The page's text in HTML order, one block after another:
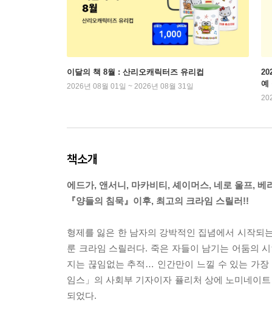
이달의 책 8월 : 산리오캐릭터즈 유리컵
2026년 08월 01일 ~ 2026년 08월 31일
예
책소개
에드가, 앤서니, 마카비티, 셰이머스, 네로 울프, 베
『양들의 침묵』이후, 최고의 크라임 스릴러!!
형제를 잃은 한 남자의 강박적인 집념에서 시작되
룬 크라임 스릴러다. 죽은 자들이 남기는 어둠의
지는 끊임없는 추적… 인간만이 느낄 수 있는 가
임스」의 사회부 기자이자 퓰리처 상에 노미네이
되었다.